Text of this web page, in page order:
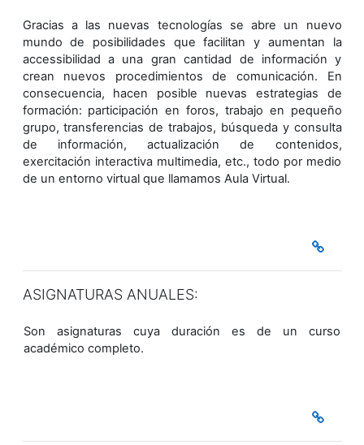
Gracias a las nuevas tecnologías se abre un nuevo
mundo de posibilidades que facilitan y aumentan la
accessibilidad a una gran cantidad de información y
crean nuevos procedimientos de comunicación. En
consecuencia, hacen posible nuevas estrategias de
formación: participación en foros, trabajo en pequeño
grupo, transferencias de trabajos, búsqueda y consulta
de información, actualización de contenidos,
exercitación interactiva multimedia, etc., todo por medio
de un entorno virtual que llamamos Aula Virtual.
ASIGNATURAS ANUALES:
Son asignaturas cuya duración es de un curso
académico completo.